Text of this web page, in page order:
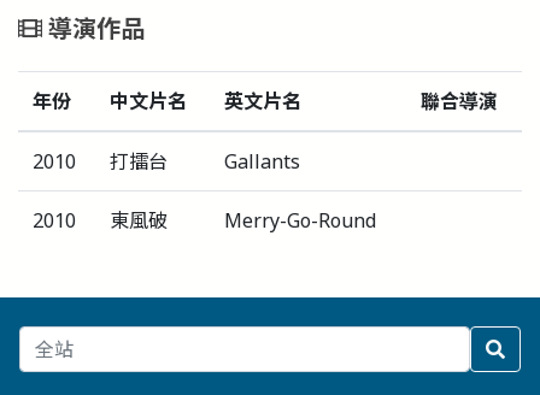
導演作品
年份 中文片名 英文片名 聯合導演
2010 打擂台 Gallants
2010 東風破 Merry-Go-Round